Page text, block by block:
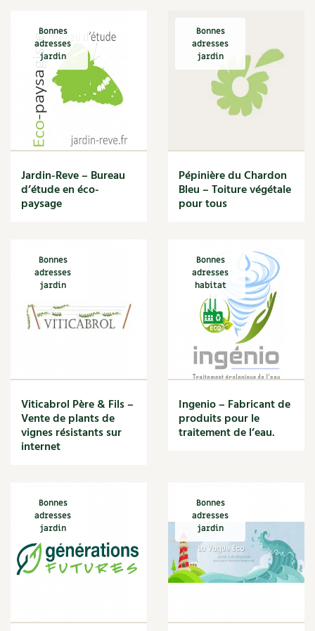
Soins et cosmétiques au naturel
Société et alternatives
Vivre l’écologie
Protéger la nature
Autonomie
Enfants
Les 4 saisons
Carnets de saison
Dossier4 saisons
Actualités
Conseils vidéo des
Secrets d’abonné
Tous au jardin ! avec Pascal
Val-de-marne
Hors France
Bonnes
adresses
jardin
Jardin-Reve – Bureau
d’étude en éco-
paysage
Bonnes
adresses
jardin
Pépinière du Chardon
Bleu – Toiture végétale
pour tous
Bonnes
adresses
jardin
Viticabrol Père & Fils –
Vente de plants de
vignes résistants sur
internet
Bonnes
adresses
habitat
Ingenio – Fabricant de
produits pour le
traitement de l’eau.
Bonnes
adresses
jardin
Bonnes
adresses
jardin